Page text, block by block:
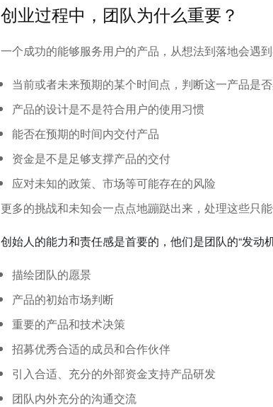
创业过程中，团队为什么重要？
一个成功的能够服务用户的产品，从想法到落地会遇
当前或者未来预期的某个时间点，判断这一产品是
产品的设计是不是符合用户的使用习惯
能否在预期的时间内交付产品
资金是不是足够支撑产品的交付
应对未知的政策、市场等可能存在的风险
更多的挑战和未知会一点点地蹦跶出来，处理这些只
创始人的能力和责任感是首要的，他们是团队的“发动
描绘团队的愿景
产品的初始市场判断
重要的产品和技术决策
招募优秀合适的成员和合作伙伴
引入合适、充分的外部资金支持产品研发
团队内外充分的沟通交流